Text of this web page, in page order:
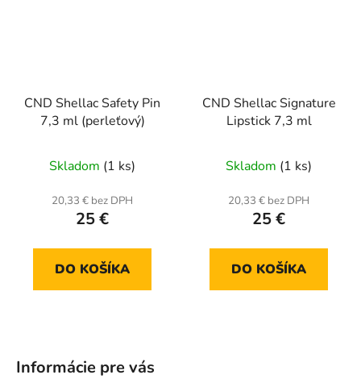
CND Shellac Safety Pin
7,3 ml (perleťový)
Skladom (1 ks)
20,33 € bez DPH
25 €
DO KOŠÍKA
CND Shellac Signature
Lipstick 7,3 ml
Skladom (1 ks)
20,33 € bez DPH
25 €
DO KOŠÍKA
Informácie pre vás